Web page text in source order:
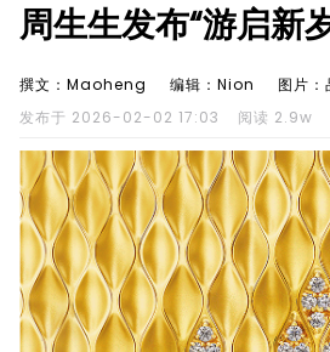
周生生发布“游启新
撰文：Maoheng 编辑：Nion
图片：
发布于 2026-02-02 17:03
阅读 2.9w